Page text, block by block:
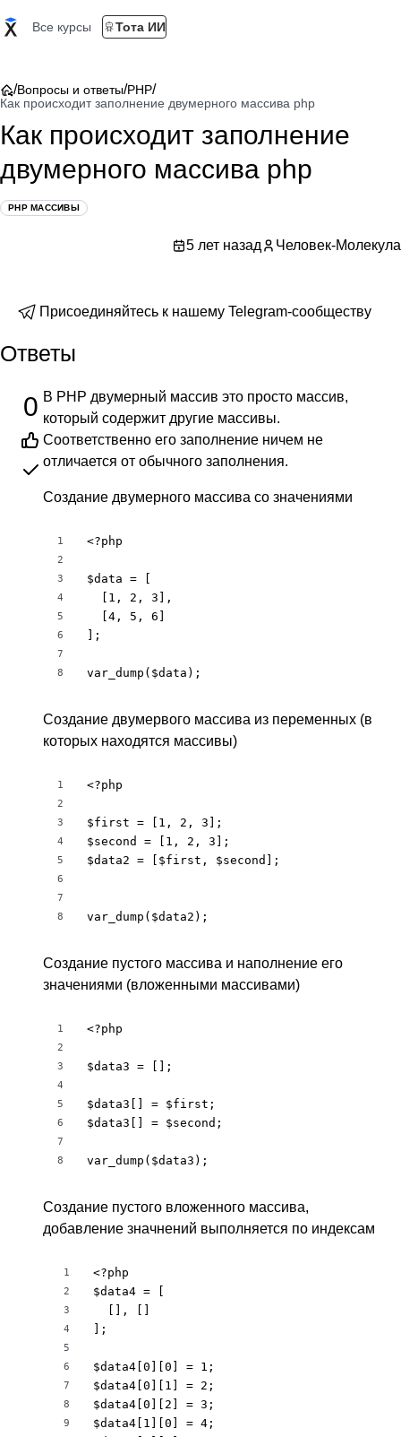
Все курсы Тота ИИ
/Вопросы и ответы/PHP/
Как происходит заполнение двумерного массива php
Как происходит заполнение
двумерного массива php
PHP МАССИВЫ
5 лет назад Человек-Молекула
Присоединяйтесь к нашему Telegram-сообществу
Ответы
0 В PHP двумерный массив это просто массив,
который содержит другие массивы.
Соответственно его заполнение ничем не
отличается от обычного заполнения.
Создание двумерного массива со значениями
1
2
3
4
5
6
7
8
<?php
$data = [
  [1, 2, 3],
  [4, 5, 6]
];
var_dump($data);
Создание двумервого массива из переменных (в
которых находятся массивы)
1
2
3
4
5
6
7
8
<?php
$first = [1, 2, 3];
$second = [1, 2, 3];
$data2 = [$first, $second];
var_dump($data2);
Создание пустого массива и наполнение его
значениями (вложенными массивами)
1
2
3
4
5
6
7
8
<?php
$data3 = [];
$data3[] = $first;
$data3[] = $second;
var_dump($data3);
Создание пустого вложенного массива,
добавление значнений выполняется по индексам
1
2
3
4
5
6
7
8
9
<?php
$data4 = [
  [], []
];
$data4[0][0] = 1;
$data4[0][1] = 2;
$data4[0][2] = 3;
$data4[1][0] = 4;